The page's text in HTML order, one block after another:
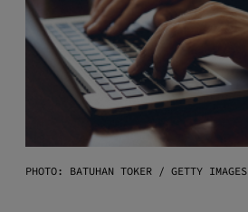
PHOTO: BATUHAN TOKER / GETTY IMAGES